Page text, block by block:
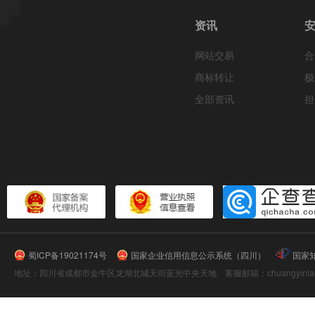
资讯
网站交易
商标转让
全部资讯
蜀ICP备19021174号 国家企业信用信息公示系统（四川）
国家
地址：四川省成都市金牛区龙湖北城天街蓝光中央天地 客服邮箱：